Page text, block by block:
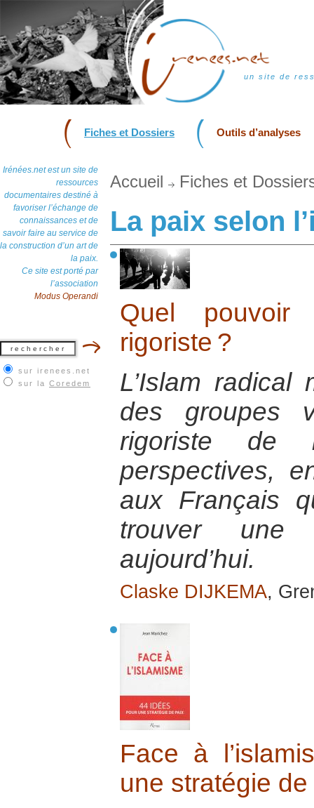
un site de
Fiches et Dossiers Outils d’analyses
Irénées.net est un site de
ressources
documentaires destiné à
favoriser l’échange de
connaissances et de
savoir faire au service de
la construction d’un art de
la paix.
Ce site est porté par
l’association
Modus Operandi
sur irenees.net
sur la Coredem
Accueil Fiches et
La paix selon
Quel pouvoir
rigoriste ?
L’Islam radical
des groupes
rigoriste de
perspectives,
aux Français
trouver
aujourd’hui.
Claske DIJKEMA,
Face à
une stratégie